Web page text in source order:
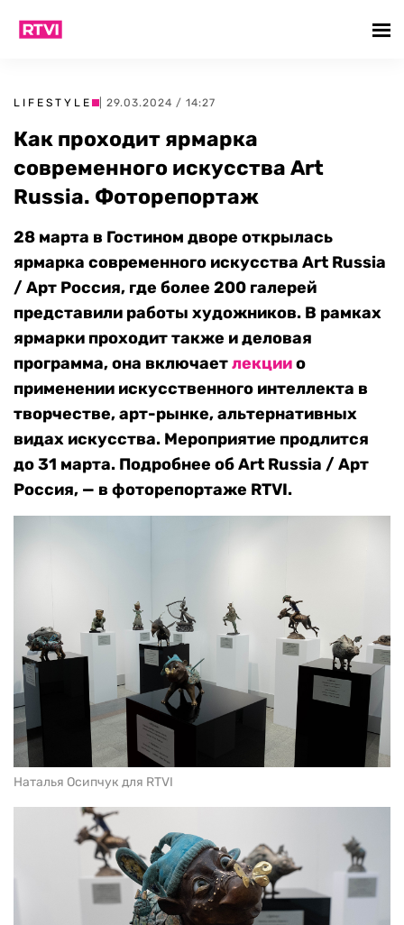
LIFESTYLE | 29.03.2024 / 14:27
Как проходит ярмарка
современного искусства Art
Russia. Фоторепортаж
28 марта в Гостином дворе открылась
ярмарка современного искусства Art Russia
/ Арт Россия, где более 200 галерей
представили работы художников. В рамках
ярмарки проходит также и деловая
программа, она включаетлекциио
применении искусственного интеллекта в
творчестве, арт-рынке, альтернативных
видах искусства. Мероприятие продлится
до 31 марта. Подробнее об Art Russia / Арт
Россия, — в фоторепортаже RTVI.
Наталья Осипчук для RTVI